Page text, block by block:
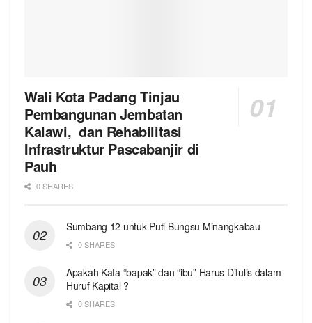
Wali Kota Padang Tinjau
Pembangunan Jembatan
Kalawi, dan Rehabilitasi
Infrastruktur Pascabanjir di
Pauh
0 SHARES
Sumbang 12 untuk Puti Bungsu Minangkabau
0 SHARES
Apakah Kata “bapak” dan “ibu” Harus Ditulis dalam
Huruf Kapital ?
0 SHARES